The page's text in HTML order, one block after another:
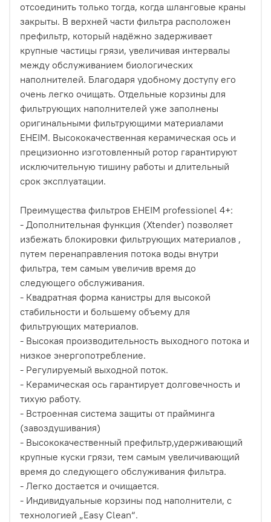
отсоединить только тогда, когда шланговые краны
закрыты. В верхней части фильтра расположен
префильтр, который надёжно задерживает
крупные частицы грязи, увеличивая интервалы
между обслуживанием биологических
наполнителей. Благодаря удобному доступу его
очень легко очищать. Отдельные корзины для
фильтрующих наполнителей уже заполнены
оригинальными фильтрующими материалами
EHEIM. Высококачественная керамическая ось и
прецизионно изготовленный ротор гарантируют
исключительную тишину работы и длительный
срок эксплуатации.
Преимущества фильтров EHEIM professionel 4+:
- Дополнительная функция (Xtender) позволяет
избежать блокировки фильтрующих материалов ,
путем перенаправления потока воды внутри
фильтра, тем самым увеличив время до
следующего обслуживания.
- Квадратная форма канистры для высокой
стабильности и большему объему для
фильтрующих материалов.
- Высокая производительность выходного потока и
низкое энергопотребление.
- Регулируемый выходной поток.
- Керамическая ось гарантирует долговечность и
тихую работу.
- Встроенная система защиты от прайминга
(завоздушивания)
- Высококачественный префильтр,удерживающий
крупные куски грязи, тем самым увеличивающий
время до следующего обслуживания фильтра.
- Легко достается и очищается.
- Индивидуальные корзины под наполнители, с
технологией „Easy Clean“.